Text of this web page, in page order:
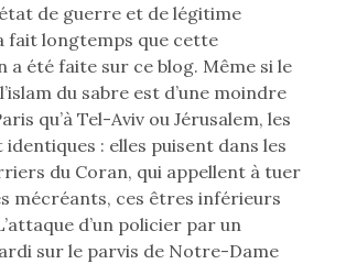
D
A
N
S
de guerre et de légitime
fait longtemps que cette
a été faite sur ce blog. Même si le
du sabre est d’une moindre
qu’à Tel-Aviv ou Jérusalem, les
: elles puisent dans les
du Coran, qui appellent à tuer
mécréants, ces êtres inférieurs
d’un policier par un
sur le parvis de Notre-Dame